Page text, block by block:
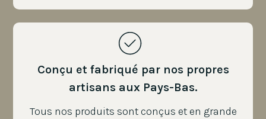
Conçu et fabriqué par nos propres
artisans aux Pays-Bas.
Tous nos produits sont conçus et en grande